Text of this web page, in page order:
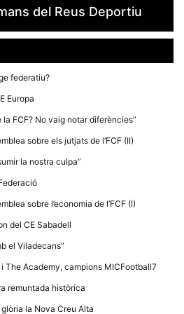
del Reus Deportiu
federatiu?
Europa
FCF? No vaig notar diferències”
sobre els jutjats de l’FCF (II)
la nostra culpa”
sobre l’economia de l’FCF (I)
del CE Sabadell
el Viladecans”
The Academy, campions MICFootball7
remuntada històrica
la Nova Creu Alta